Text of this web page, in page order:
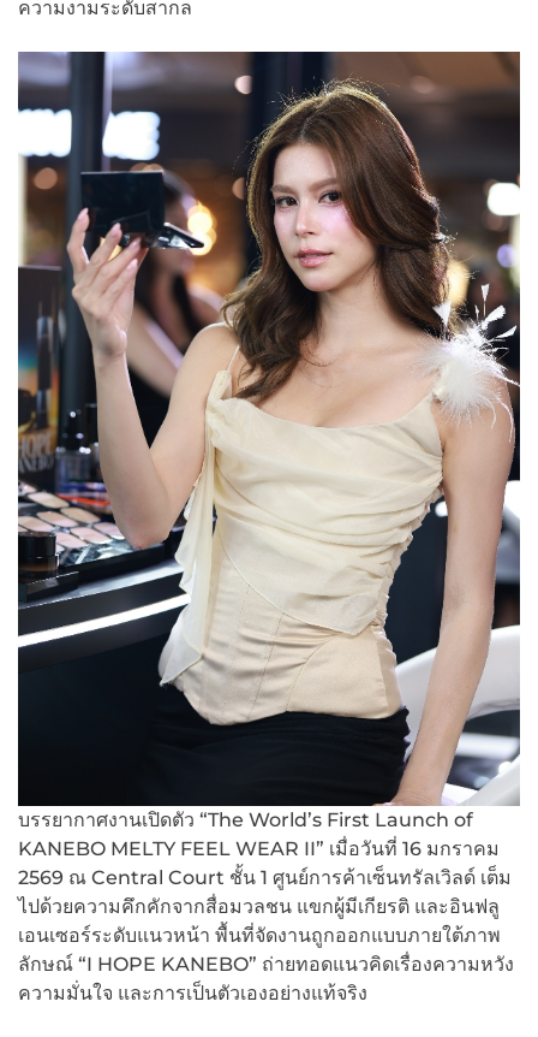
ความงามระดับสากล
บรรยากาศงานเปิดตัว “The World’s First Launch of
KANEBO MELTY FEEL WEAR II” เมื่อวันที่ 16 มกราคม
2569 ณ Central Court ชั้น 1 ศูนย์การค้าเซ็นทรัลเวิลด์ เต็ม
ไปด้วยความคึกคักจากสื่อมวลชน แขกผู้มีเกียรติ และอินฟลู
เอนเซอร์ระดับแนวหน้า พื้นที่จัดงานถูกออกแบบภายใต้ภาพ
ลักษณ์ “I HOPE KANEBO” ถ่ายทอดแนวคิดเรื่องความหวัง
ความมั่นใจ และการเป็นตัวเองอย่างแท้จริง